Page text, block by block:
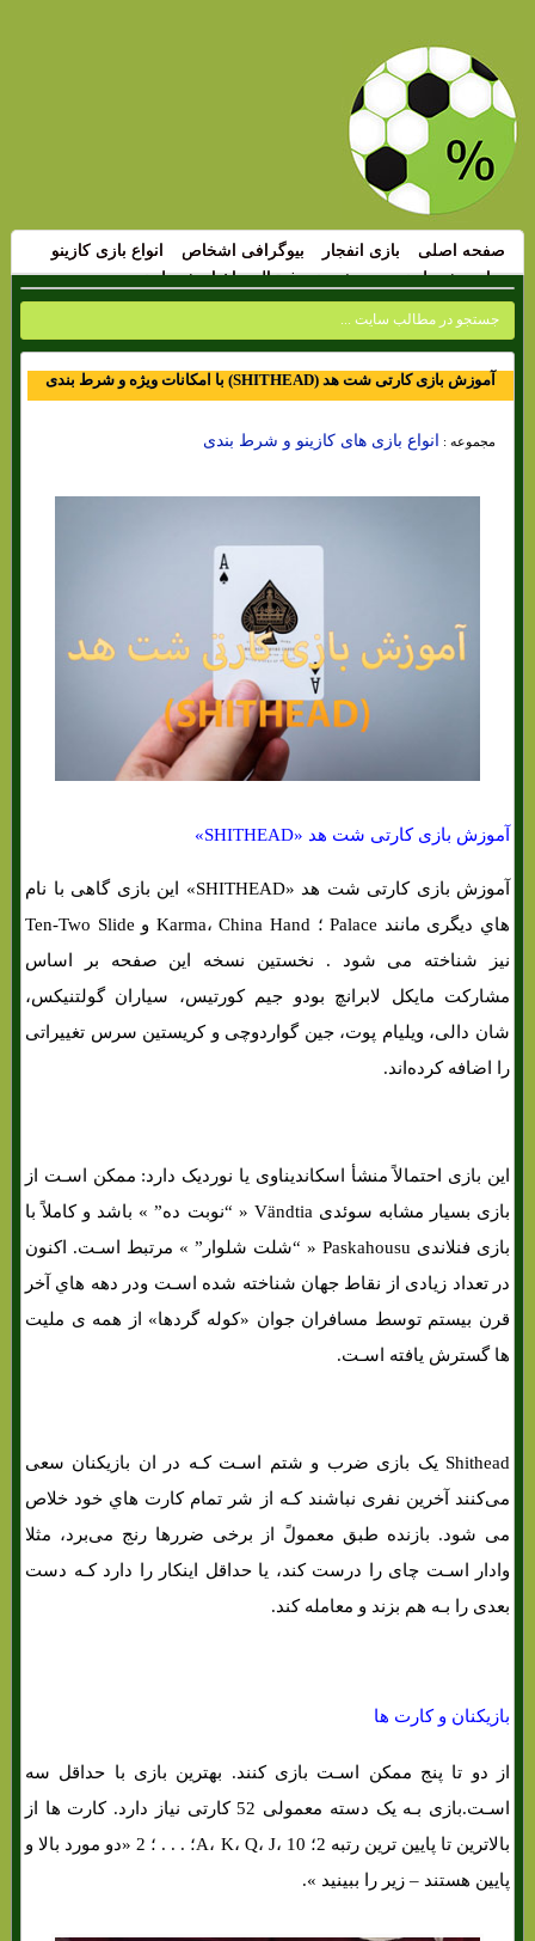
صفحه اصلی بازی انفجار بیوگرافی اشخاص
انواع بازی کازینو
سایت شرط بندی
پیش بینی فوتبال اخبار شرط بندی
آموزش بازی کارتی شت هد (SHITHEAD) با امکانات ویژه و شرط بندی
مجموعه : انواع بازی های کازینو و شرط بندی
آموزش بازی کارتی شت هد «SHITHEAD»
آموزش بازی کارتی شت هد «SHITHEAD» این بازی گاهی با نام
هاي‌ دیگری مانند Palace ؛ Karma، China Hand و Ten-Two Slide
نیز شناخته می شود . نخستین نسخه این صفحه بر اساس
مشارکت مایکل لابرانچ بودو جیم کورتیس، سیاران گولتنیکس،
شان دالی، ویلیام پوت، جین گواردوچی و کریستین سرس تغییراتی
را اضافه کرده‌اند.
این بازی احتمالاً منشأ اسکاندیناوی یا نوردیک دارد: ممکن اسـت از
بازی بسیار مشابه سوئدی Vändtia « “نوبت ده” » باشد و کاملاً با
بازی فنلاندی Paskahousu « “شلت شلوار” » مرتبط اسـت. اکنون
در تعداد زیادی از نقاط جهان شناخته شده اسـت ودر دهه هاي‌ آخر
قرن بیستم توسط مسافران جوان «کوله گردها» از همه ی ملیت
ها گسترش یافته اسـت.
Shithead یک بازی ضرب و شتم اسـت کـه در ان بازیکنان سعی
می‌کنند آخرین نفری نباشند کـه از شر تمام کارت هاي‌ خود خلاص
می شود. بازنده طبق معمولً از برخی ضررها رنج می‌برد، مثلا
وادار اسـت چای را درست کند، یا حداقل اینکار را دارد کـه دست
بعدی را بـه هم بزند و معامله کند.
بازیکنان و کارت ها
از دو تا پنج ممکن اسـت بازی کنند. بهترین بازی با حداقل سه
اسـت.بازی بـه یک دسته معمولی 52 کارتی نیاز دارد. کارت ها از
بالاترین تا پایین ترین رتبه 2؛ A، K، Q، J، 10؛ . . . ؛ 2 «دو مورد بالا و
پایین هستند – زیر را ببینید ».